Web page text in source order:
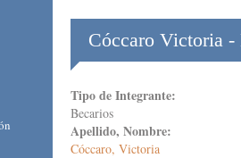
Cóccaro Victoria -
Tipo de Integrante:
Becarios
Apellido, Nombre:
Cóccaro, Victoria